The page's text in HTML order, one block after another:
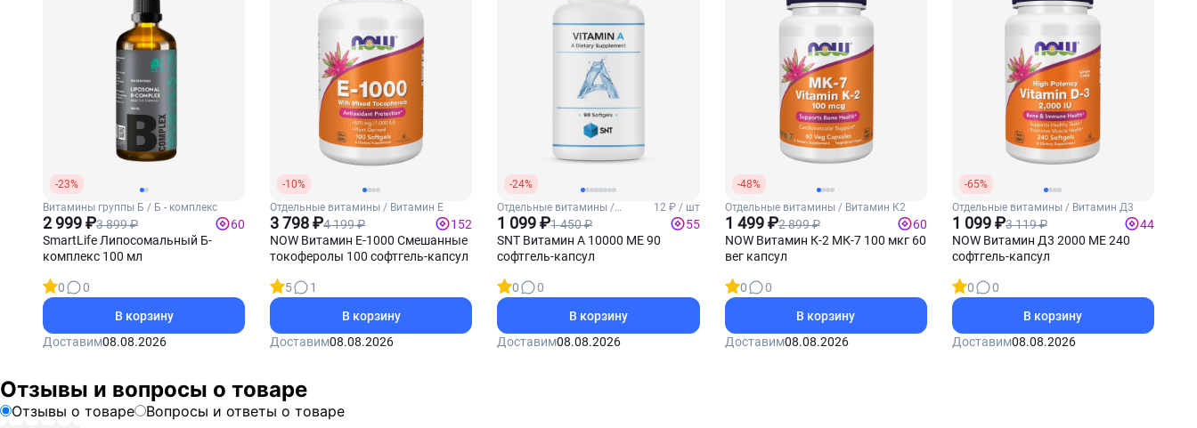
-23%
Витамины группы Б / Б - комплекс
2 999 ₽3 899 ₽
60
SmartLife Липосомальный Б-
комплекс 100 мл
0
0
В корзину
Доставим08.08.2026
-10%
Отдельные витамины / Витамин Е
3 798 ₽4 199 ₽
152
NOW Витамин Е-1000 Смешанные
токоферолы 100 софтгель-капсул
5
1
В корзину
Доставим08.08.2026
-24%
Отдельные витамины /
Витамин А
12 ₽ / шт
1 099 ₽1 450 ₽
55
SNT Витамин А 10000 МЕ 90
софтгель-капсул
0
0
В корзину
Доставим08.08.2026
-48%
Отдельные витамины / Витамин К2
1 499 ₽2 899 ₽
60
NOW Витамин К-2 МК-7 100 мкг 60
вег капсул
0
0
В корзину
Доставим08.08.2026
-65%
Отдельные витамины / Витамин Д3
1 099 ₽3 119 ₽
44
NOW Витамин Д3 2000 МЕ 240
софтгель-капсул
0
0
В корзину
Доставим08.08.2026
Отзывы и вопросы о товаре
Отзывы о товаре Вопросы и ответы о товаре